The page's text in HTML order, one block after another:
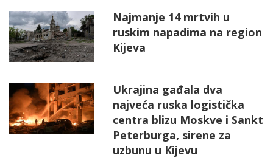
Najmanje 14 mrtvih u
ruskim napadima na region
Kijeva
Ukrajina gađala dva
najveća ruska logistička
centra blizu Moskve i Sankt
Peterburga, sirene za
uzbunu u Kijevu